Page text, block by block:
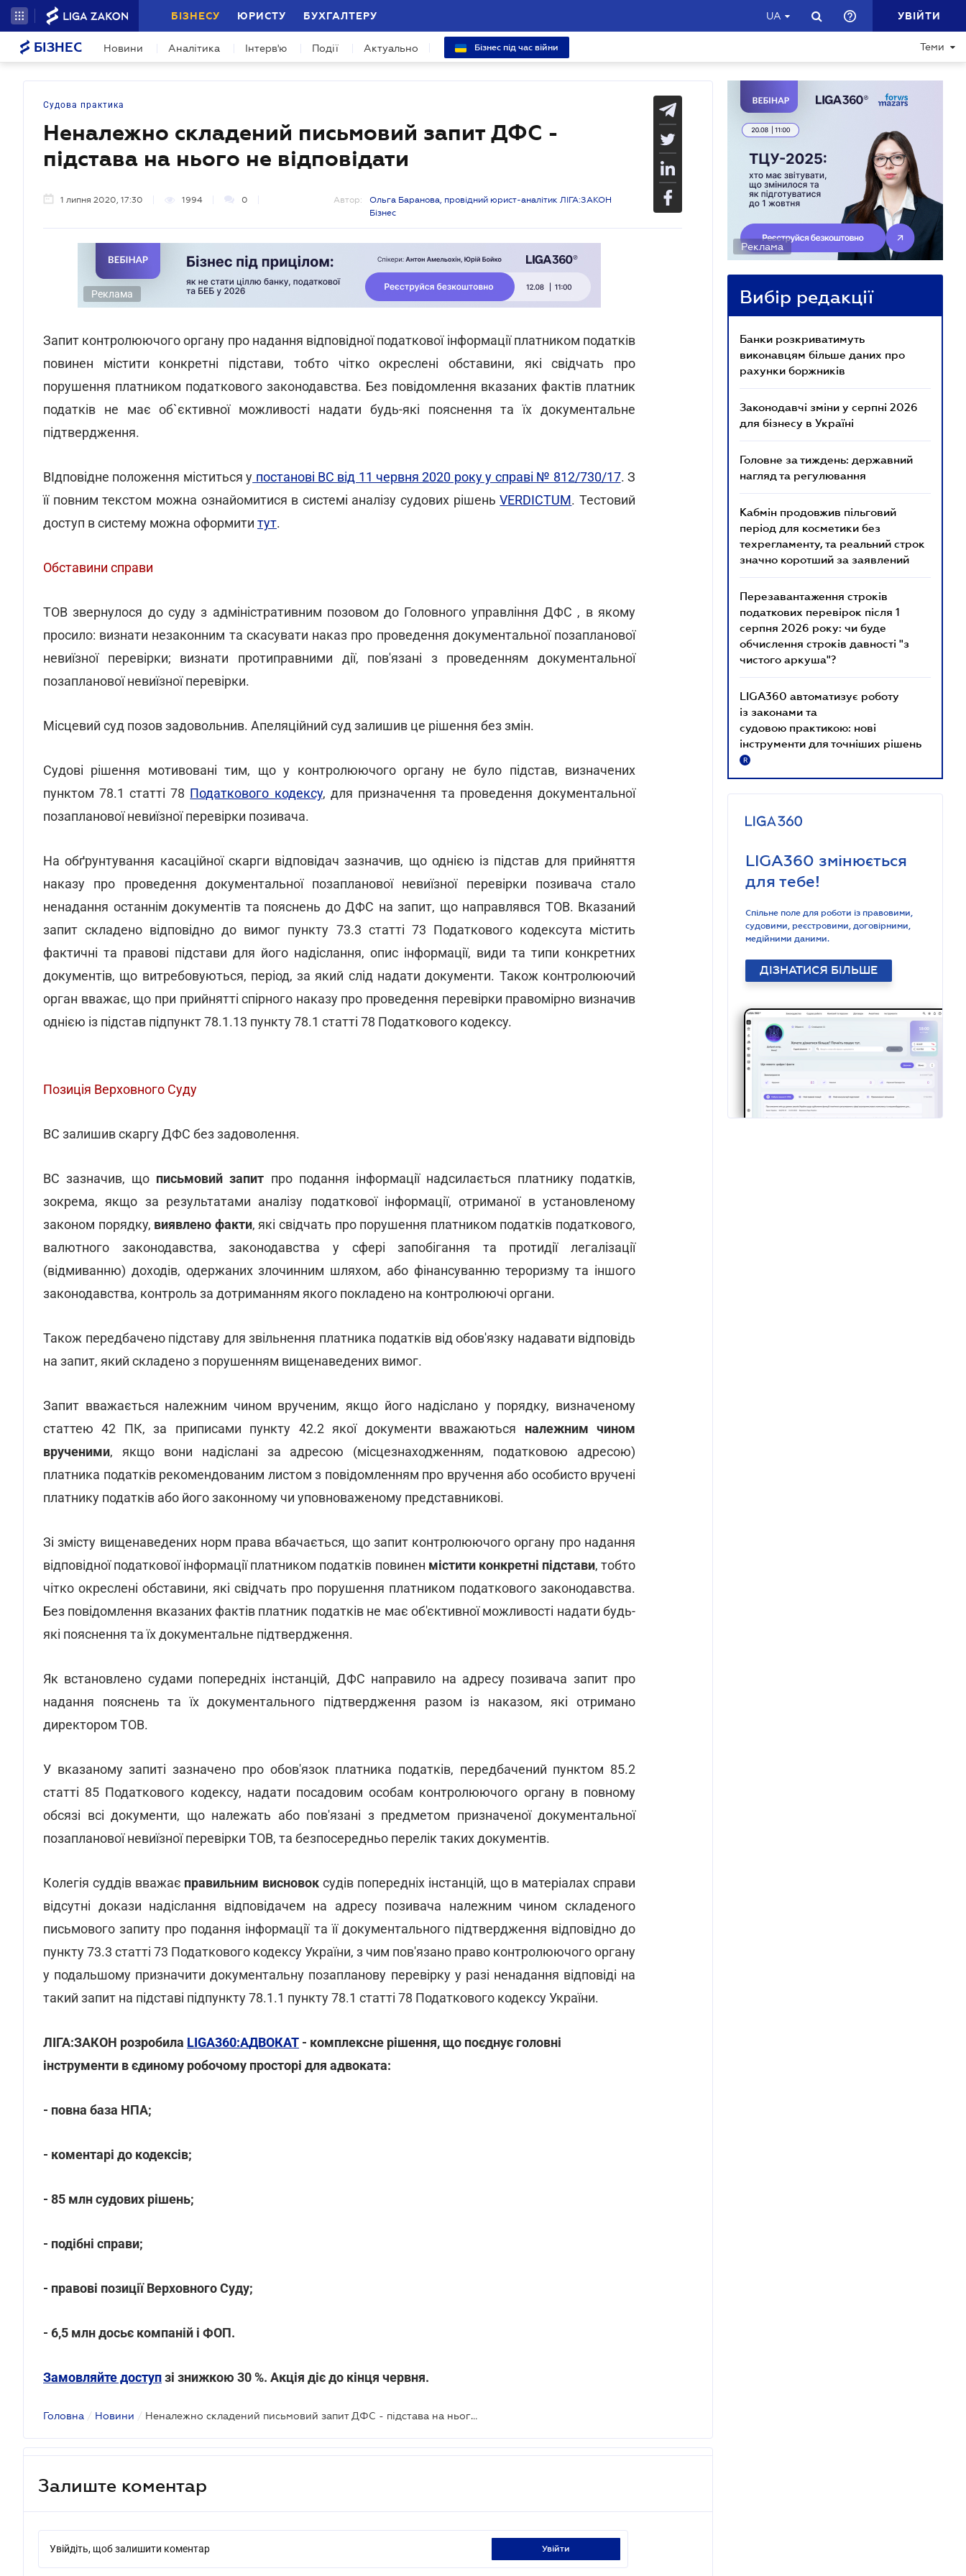
БІЗНЕСУ ЮРИСТУ БУХГАЛТЕРУ UA УВІЙТИ
БІЗНЕС Новини Аналітика Інтерв'ю Події Актуально Бізнес під час війни Теми
Судова практика
Неналежно складений письмовий запит ДФС -
підстава на нього не відповідати
1 липня 2020, 17:30 1994 0 Автор:
Ольга Баранова, провідний юрист-аналітик ЛІГА:ЗАКОН
Бізнес
Реклама
Запит контролюючого органу про надання відповідної податкової інформації платником податків
повинен містити конкретні підстави, тобто чітко окреслені обставини, які свідчать про
порушення платником податкового законодавства. Без повідомлення вказаних фактів платник
податків не має об`єктивної можливості надати будь-які пояснення та їх документальне
підтвердження.
ВІдповідне положення міститься у постанові ВС від 11 червня 2020 року у справі № 812/730/17. З
її повним текстом можна ознайомитися в системі аналізу судових рішеньVERDICTUM. Тестовий
доступ в систему можна оформити тут.
Обставини справи
ТОВ звернулося до суду з адміністративним позовом до Головного управління ДФС , в якому
просило: визнати незаконним та скасувати наказ про проведення документальної позапланової
невиїзної перевірки; визнати протиправними дії, пов'язані з проведенням документальної
позапланової невиїзної перевірки.
Місцевий суд позов задовольнив. Апеляційний суд залишив це рішення без змін.
Судові рішення мотивовані тим, що у контролюючого органу не було підстав, визначених
пунктом 78.1 статті 78 Податкового кодексу, для призначення та проведення документальної
позапланової невиїзної перевірки позивача.
На обґрунтування касаційної скарги відповідач зазначив, що однією із підстав для прийняття
наказу про проведення документальної позапланової невиїзної перевірки позивача стало
ненадання останнім документів та пояснень до ДФС на запит, що направлявся ТОВ. Вказаний
запит складено відповідно до вимог пункту 73.3 статті 73 Податкового кодексута містить
фактичні та правові підстави для його надіслання, опис інформації, види та типи конкретних
документів, що витребовуються, період, за який слід надати документи. Також контролюючий
орган вважає, що при прийнятті спірного наказу про проведення перевірки правомірно визначив
однією із підстав підпункт 78.1.13 пункту 78.1 статті 78 Податкового кодексу.
Позиція Верховного Суду
ВС залишив скаргу ДФС без задоволення.
ВС зазначив, що письмовий запит про подання інформації надсилається платнику податків,
зокрема, якщо за результатами аналізу податкової інформації, отриманої в установленому
законом порядку, виявлено факти, які свідчать про порушення платником податків податкового,
валютного законодавства, законодавства у сфері запобігання та протидії легалізації
(відмиванню) доходів, одержаних злочинним шляхом, або фінансуванню тероризму та іншого
законодавства, контроль за дотриманням якого покладено на контролюючі органи.
Також передбачено підставу для звільнення платника податків від обов'язку надавати відповідь
на запит, який складено з порушенням вищенаведених вимог.
Запит вважається належним чином врученим, якщо його надіслано у порядку, визначеному
статтею 42 ПК, за приписами пункту 42.2 якої документи вважаються належним чином
врученими, якщо вони надіслані за адресою (місцезнаходженням, податковою адресою)
платника податків рекомендованим листом з повідомленням про вручення або особисто вручені
платнику податків або його законному чи уповноваженому представникові.
Зі змісту вищенаведених норм права вбачається, що запит контролюючого органу про надання
відповідної податкової інформації платником податків повинен містити конкретні підстави, тобто
чітко окреслені обставини, які свідчать про порушення платником податкового законодавства.
Без повідомлення вказаних фактів платник податків не має об'єктивної можливості надати будь-
які пояснення та їх документальне підтвердження.
Як встановлено судами попередніх інстанцій, ДФС направило на адресу позивача запит про
надання пояснень та їх документального підтвердження разом із наказом, які отримано
директором ТОВ.
У вказаному запиті зазначено про обов'язок платника податків, передбачений пунктом 85.2
статті 85 Податкового кодексу, надати посадовим особам контролюючого органу в повному
обсязі всі документи, що належать або пов'язані з предметом призначеної документальної
позапланової невиїзної перевірки ТОВ, та безпосередньо перелік таких документів.
Колегія суддів вважає правильним висновок судів попередніх інстанцій, що в матеріалах справи
відсутні докази надіслання відповідачем на адресу позивача належним чином складеного
письмового запиту про подання інформації та її документального підтвердження відповідно до
пункту 73.3 статті 73 Податкового кодексу України, з чим пов'язано право контролюючого органу
у подальшому призначити документальну позапланову перевірку у разі ненадання відповіді на
такий запит на підставі підпункту 78.1.1 пункту 78.1 статті 78 Податкового кодексу України.
ЛІГА:ЗАКОН розробила LIGA360:АДВОКАТ - комплексне рішення, що поєднує головні
інструменти в єдиному робочому просторі для адвоката:
- повна база НПА;
- коментарі до кодексів;
- 85 млн судових рішень;
- подібні справи;
- правові позиції Верховного Суду;
- 6,5 млн досьє компаній і ФОП.
Замовляйте доступзі знижкою 30 %. Акція діє до кінця червня.
Головна / Новини / Неналежно складений письмовий запит ДФС - підстава на нього не відповідати
Залиште коментар
Увійдіть, щоб залишити коментар увійти
Реклама
Вибір редакції
Банки розкриватимуть
виконавцям більше даних про
рахунки боржників
Законодавчі зміни у серпні 2026
для бізнесу в Україні
Головне за тиждень: державний
нагляд та регулювання
Кабмін продовжив пільговий
період для косметики без
техрегламенту, та реальний строк
значно коротший за заявлений
Перезавантаження строків
податкових перевірок після 1
серпня 2026 року: чи буде
обчислення строків давності "з
чистого аркуша"?
LIGA360 автоматизує роботу
із законами та
судовою практикою: нові
інструменти для точніших рішень
R
LIGA360 змінюється
для тебе!
Спільне поле для роботи із правовими,
судовими, реєстровими, договірними,
медійними даними.
ДІЗНАТИСЯ БІЛЬШЕ